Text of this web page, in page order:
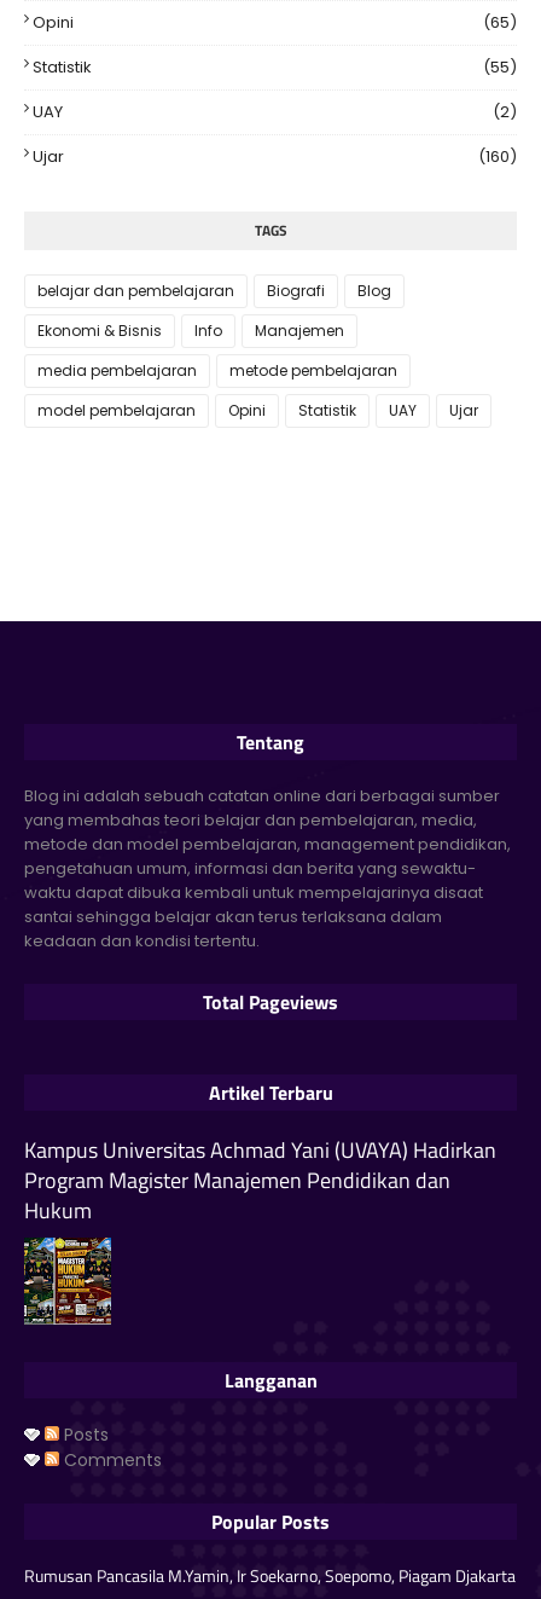
Opini
(65)
Statistik
(55)
UAY
(2)
Ujar
(160)
TAGS
belajar dan pembelajaran Biografi
Blog
Ekonomi & Bisnis
Info
Manajemen
media pembelajaran
metode pembelajaran
model pembelajaran
Opini Statistik UAY Ujar
Tentang
Blog ini adalah sebuah catatan online dari berbagai sumber
yang membahas teori belajar dan pembelajaran, media,
metode dan model pembelajaran, management pendidikan,
pengetahuan umum, informasi dan berita yang sewaktu-
waktu dapat dibuka kembali untuk mempelajarinya disaat
santai sehingga belajar akan terus terlaksana dalam
keadaan dan kondisi tertentu.
Total Pageviews
Artikel Terbaru
Kampus Universitas Achmad Yani (UVAYA) Hadirkan
Program Magister Manajemen Pendidikan dan
Hukum
Langganan
Posts
Comments
Popular Posts
Rumusan Pancasila M.Yamin, Ir Soekarno, Soepomo, Piagam Djakarta